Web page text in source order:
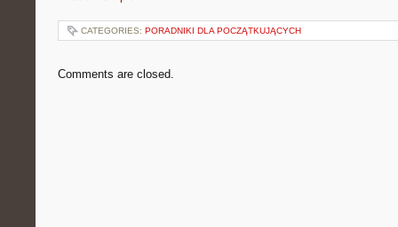
CATEGORIES: PORADNIKI DLA POCZĄTKUJĄCYCH
Comments are closed.